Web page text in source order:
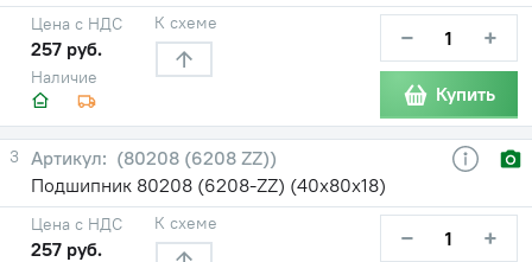
Наличие
Цена с НДС
257 руб.
К схеме − +
Купить
3
(80208 (6208 ZZ))
Подшипник 80208 (6208-ZZ) (40х80х18)
Цена с НДС
257 руб.
К схеме − +